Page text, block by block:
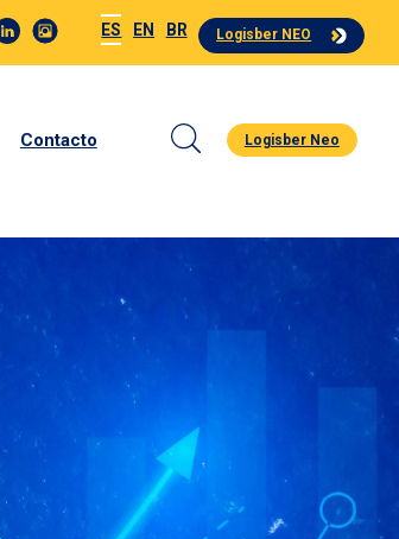
ES EN BR Logisber NEO
Contacto Logisber Neo